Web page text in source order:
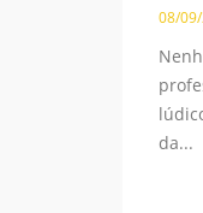
08/
da...